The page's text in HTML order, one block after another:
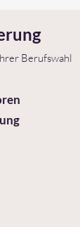
Berufswahl